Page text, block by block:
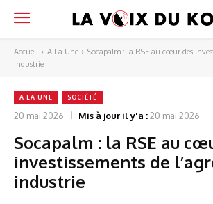
Accueil A La Une
Socapalm : la RSE au cœur des
industrie
A LA UNE SOCIÉTÉ
20 mai 2026 Mis à jour il y'a :20 mai 2026
Socapalm : la RSE au
investissements de
industrie